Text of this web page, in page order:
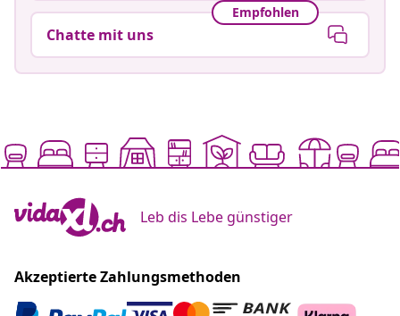
Empfohlen
Chatte mit uns
Leb dis Lebe günstiger
Akzeptierte Zahlungsmethoden